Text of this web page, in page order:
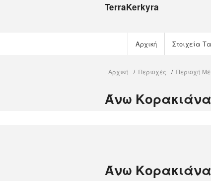
TerraKerkyra
Αρχική Στοιχεία
Αρχική / Περιοχές / Περιοχή
Άνω Kορακιάνα
Άνω Kορακιάνα